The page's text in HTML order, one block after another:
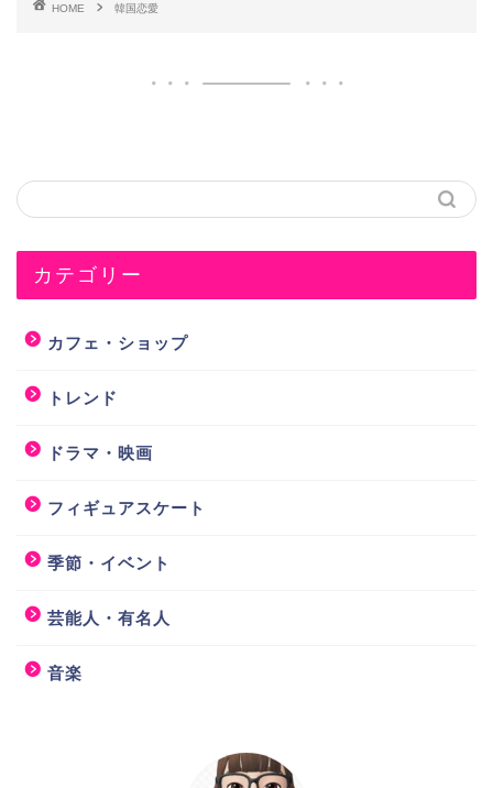
HOME 韓国恋愛
カテゴリー
カフェ・ショップ
トレンド
ドラマ・映画
フィギュアスケート
季節・イベント
芸能人・有名人
音楽